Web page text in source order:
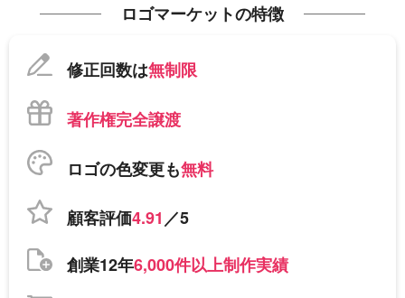
ロゴマーケットの特徴
修正回数は無制限
著作権完全譲渡
ロゴの色変更も無料
顧客評価4.91／5
創業12年6,000件以上制作実績